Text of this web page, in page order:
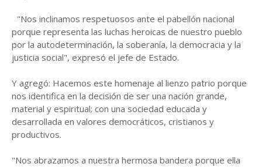
"Nos inclinamos respetuosos ante el pabellón nacional
porque representa las luchas heroicas de nuestro pueblo
por la autodeterminación, la soberanía, la democracia y la
justicia social", expresó el jefe de Estado.
Y agregó: Hacemos este homenaje al lienzo patrio porque
nos identifica en la decisión de ser una nación grande,
material y espiritual; con una sociedad educada y
desarrollada en valores democráticos, cristianos y
productivos.
"Nos abrazamos a nuestra hermosa bandera porque ella